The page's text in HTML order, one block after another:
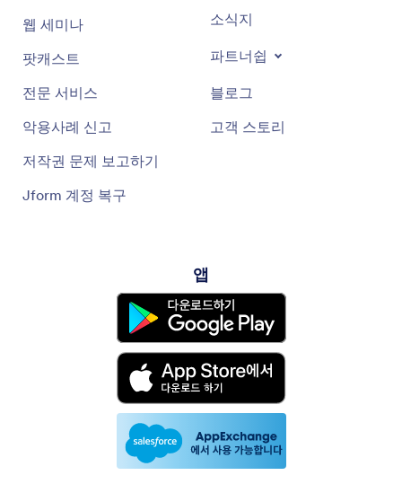
웹 세미나
팟캐스트
전문 서비스
악용사례 신고
저작권 문제 보고하기
Jform 계정 복구
소식지
파트너쉽
블로그
고객 스토리
앱